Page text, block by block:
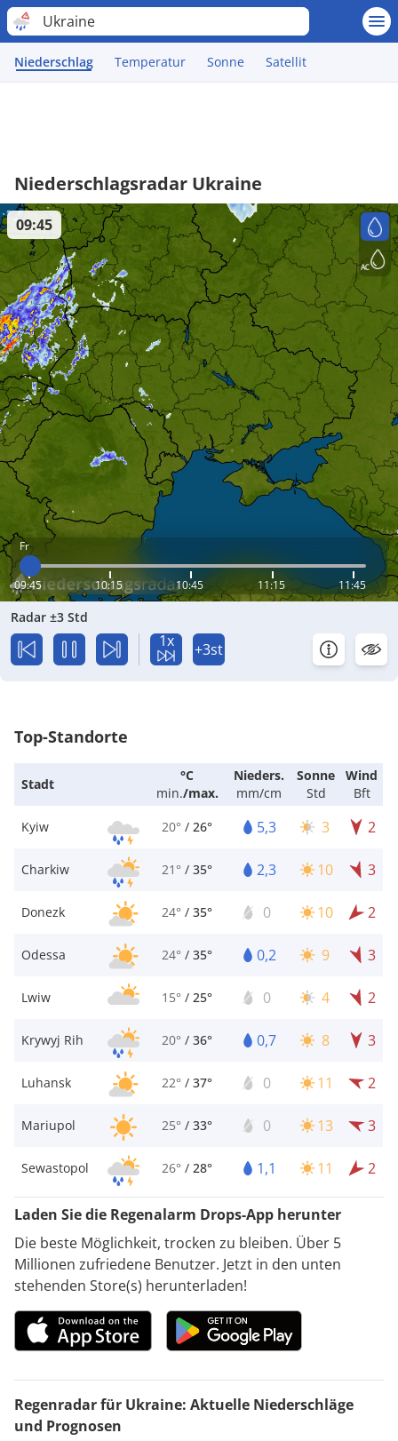
Ukraine
Niederschlag Temperatur Sonne Satellit
Niederschlagsradar Ukraine
Fr
09:45 10:15 10:45 11:15 11:45
09:45
Radar ±3 Std
1x +3st
Top-Standorte
Stadt
°C
min./max.
Nieders.
mm/cm
Sonne
Std
Wind
Bft
Kyiw
20° / 26° 5,3 3 2
Charkiw 21° / 35° 2,3 10 3
Donezk 24° / 35° 0 10 2
Odessa 24° / 35° 0,2 9 3
Lwiw 15° / 25° 0 4 2
Krywyj Rih 20° / 36° 0,7 8 3
Luhansk 22° / 37° 0 11 2
Mariupol 25° / 33° 0 13 3
Sewastopol 26° / 28° 1,1 11 2
Laden Sie die Regenalarm Drops-App herunter
Die beste Möglichkeit, trocken zu bleiben. Über 5
Millionen zufriedene Benutzer. Jetzt in den unten
stehenden Store(s) herunterladen!
Regenradar für Ukraine: Aktuelle Niederschläge
und Prognosen